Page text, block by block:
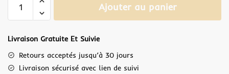
Ajouter au panier
Livraison Gratuite Et Suivie
Retours acceptés jusqu’à 30 jours
Livraison sécurisé avec lien de suivi